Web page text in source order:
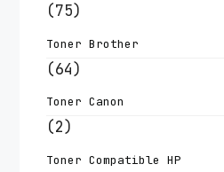
(75)
Toner Brother
(64)
Toner Canon
(2)
Toner Compatible HP